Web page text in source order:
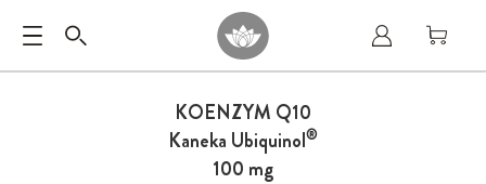
KOENZYM Q10
Kaneka Ubiquinol®
100 mg